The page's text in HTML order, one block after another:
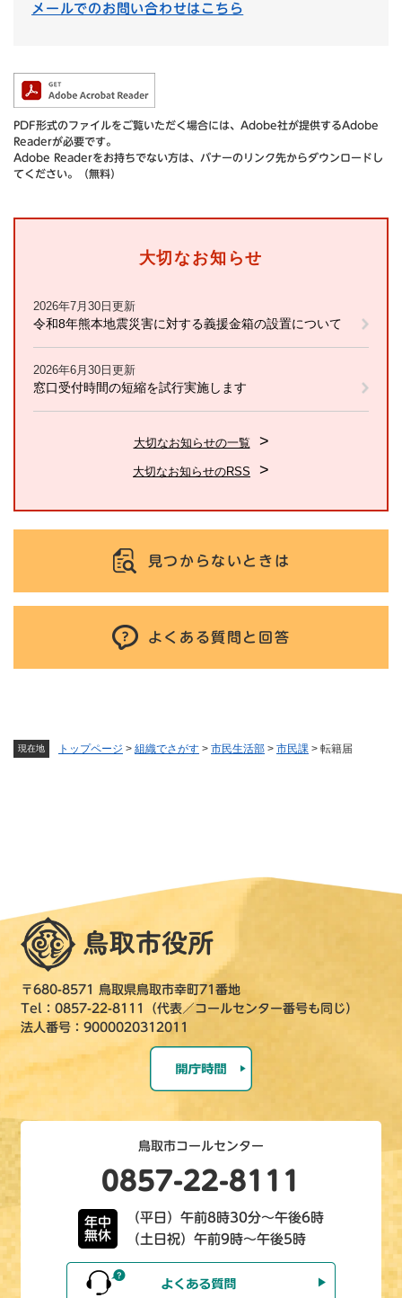
現在地 トップページ > 組織でさがす > 市民生活部 > 市民課 > 転籍届
メールでのお問い合わせはこちら
PDF形式のファイルをご覧いただく場合には、Adobe社が提供するAdobe
Readerが必要です。
Adobe Readerをお持ちでない方は、バナーのリンク先からダウンロードし
てください。（無料）
大切なお知らせ
2026年7月30日更新
令和8年熊本地震災害に対する義援金箱の設置について
2026年6月30日更新
窓口受付時間の短縮を試行実施します
大切なお知らせの一覧
大切なお知らせのRSS
見つからないときは
よくある質問と回答
〒680-8571 鳥取県鳥取市幸町71番地
Tel：0857-22-8111（代表／コールセンター番号も同じ）
法人番号：9000020312011
鳥取市コールセンター
0857-22-8111
年中
無休
（平日）午前8時30分～午後6時
（土日祝）午前9時～午後5時